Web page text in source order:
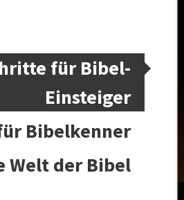
für Bibel-
Einsteiger
Bibelkenner
Welt der Bibel